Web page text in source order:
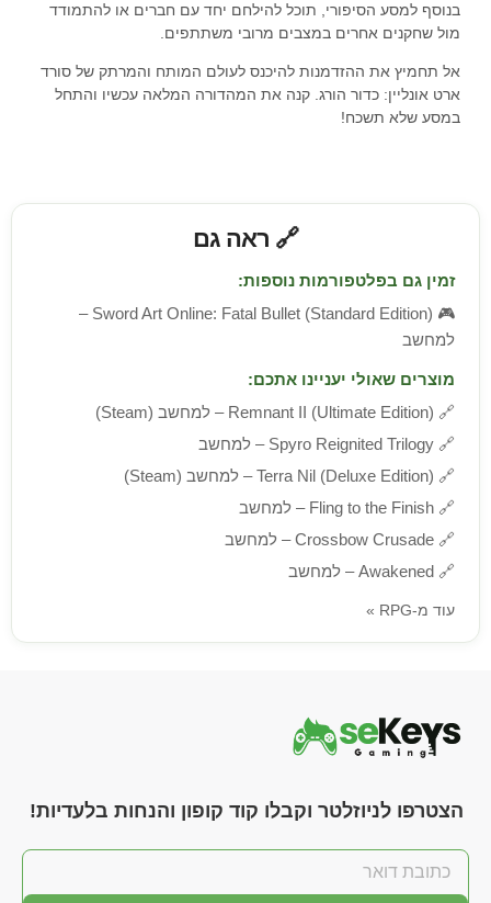
בנוסף למסע הסיפורי, תוכל להילחם יחד עם חברים או להתמודד
מול שחקנים אחרים במצבים מרובי משתתפים.
אל תחמיץ את ההזדמנות להיכנס לעולם המותח והמרתק של סורד
ארט אונליין: כדור הורג. קנה את המהדורה המלאה עכשיו והתחל
במסע שלא תשכח!
🔗 ראה גם
זמין גם בפלטפורמות נוספות:
🎮
Sword Art Online: Fatal Bullet (Standard Edition) –
למחשב
מוצרים שאולי יעניינו אתכם:
🔗 Remnant II (Ultimate Edition) – למחשב (Steam)
🔗 Spyro Reignited Trilogy – למחשב
🔗 Terra Nil (Deluxe Edition) – למחשב (Steam)
🔗 Fling to the Finish – למחשב
🔗 Crossbow Crusade – למחשב
🔗 Awakened – למחשב
עוד מ-RPG »
הצטרפו לניוזלטר וקבלו קוד קופון והנחות בלעדיות!